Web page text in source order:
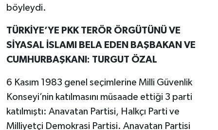
böyleydi.
TÜRKİYE’YE PKK TERÖR ÖRGÜTÜNÜ VE
SİYASAL İSLAMI BELA EDEN BAŞBAKAN VE
CUMHURBAŞKANI: TURGUT ÖZAL
6 Kasım 1983 genel seçimlerine Milli Güvenlik
Konseyi’nin katılmasını müsaade ettiği 3 parti
katılmıştı: Anavatan Partisi, Halkçı Parti ve
Milliyetçi Demokrasi Partisi. Anavatan Partisi